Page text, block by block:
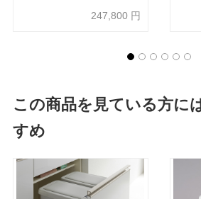
247,800 円
この商品を見ている方に
すめ